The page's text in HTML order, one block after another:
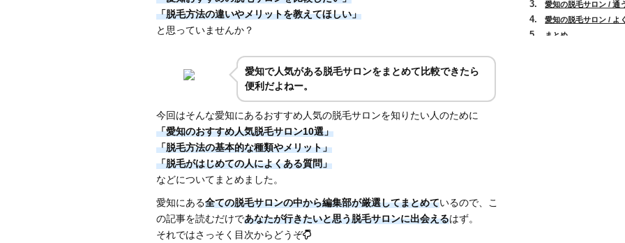
「脱毛方法の違いやメリットを教えてほしい」
と思っていませんか？
愛知で人気がある脱毛サロンをまとめて比較できたら
便利だよねー。
今回はそんな愛知にあるおすすめ人気の脱毛サロンを知りたい人のために
「愛知のおすすめ人気脱毛サロン10選」
「脱毛方法の基本的な種類やメリット」
「脱毛がはじめての人によくある質問」
などについてまとめました。
愛知にある全ての脱毛サロンの中から編集部が厳選してまとめているので、こ
の記事を読むだけであなたが行きたいと思う脱毛サロンに出会えるはず。
それではさっそく目次からどうぞ
愛知の脱毛サロン / 通
愛知の脱毛サロン / よ
まとめ